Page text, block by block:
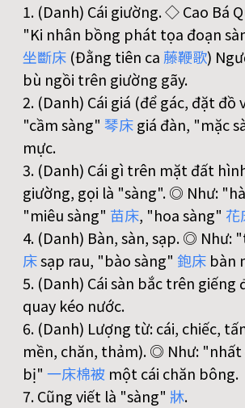
1. (Danh) Cái giường. ◇ Cao Bá
"Ki nhân bồng phát tọa đoạn
坐斷床 (Đằng tiên ca 藤鞭歌)
bù ngồi trên giường gãy.
2. (Danh) Cái giá (để gác, đặt
"cầm sàng" 琴床giá đàn, "mặc
mực.
3. (Danh) Cái gì trên mặt đất
giường, gọi là "sàng". ◎ Như:
"miêu sàng" 苗床, "hoa sàng" 花
4. (Danh) Bàn, sàn, sạp. ◎ Như:
床sạp rau, "bào sàng" 鉋床 bàn
5. (Danh) Cái sàn bắc trên giếng
quay kéo nước.
6. (Danh) Lượng từ: cái, chiếc,
mền, chăn, thảm). ◎ Như: "nhất
bị" 一床棉被 một cái chăn bông.
7. Cũng viết là "sàng" 牀.